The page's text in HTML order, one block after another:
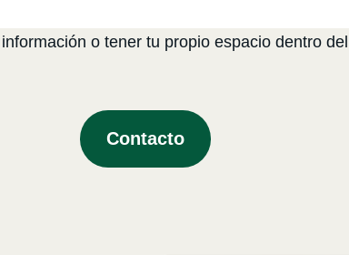
o tener tu propio espacio dentro
Contacto